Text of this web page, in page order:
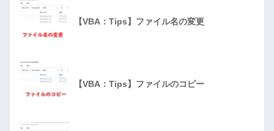
【VBA：Tips】ファイル名の変更
【VBA：Tips】ファイルのコピー